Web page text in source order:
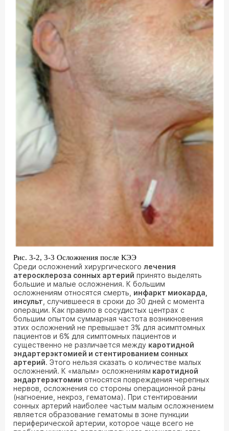
Рис. 3-2, 3-3 Осложнения после КЭЭ
Среди осложнений хирургического лечения
атеросклероза сонных артерий принято выделять
большие и малые осложнения. К большим
осложнениям относятся смерть, инфаркт миокарда,
инсульт , случившееся в сроки до 30 дней с момента
операции. Как правило в сосудистых центрах с
большим опытом суммарная частота возникновения
этих осложнений не превышает 3% для асимптомных
пациентов и 6% для симптомных пациентов и
существенно не различается между каротидной
эндартерэктомией и стентированием сонных
артерий. Этого нельзя сказать о количестве малых
осложнений. К «малым» осложнениям каротидной
эндартерэктомии относятся повреждения черепных
нервов, осложнения со стороны операционной раны
(нагноение, некроз, гематома). При стентировании
сонных артерий наиболее частым малым осложнением
является образование гематомы в зоне пункции
периферической артерии, которое чаще всего не